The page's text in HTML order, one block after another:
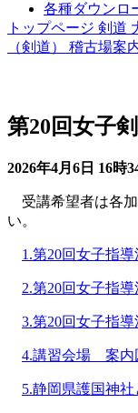
各種ダウンロ
トップページ 剣道
（剣道） 稽古場案
第20回女子
2026年4月6日 16時
受講希望者は各
い。
1.第20回女子指
2.第20回女子指
3.第20回女子指
4.講習会場 案内
5.静岡県護国神